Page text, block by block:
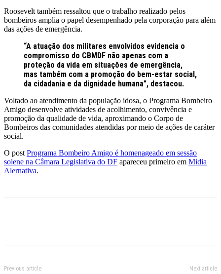
Roosevelt também ressaltou que o trabalho realizado pelos
bombeiros amplia o papel desempenhado pela corporação para além
das ações de emergência.
“A atuação dos militares envolvidos evidencia o
compromisso do CBMDF não apenas com a
proteção da vida em situações de emergência,
mas também com a promoção do bem-estar social,
da cidadania e da dignidade humana”, destacou.
Voltado ao atendimento da população idosa, o Programa Bombeiro
Amigo desenvolve atividades de acolhimento, convivência e
promoção da qualidade de vida, aproximando o Corpo de
Bombeiros das comunidades atendidas por meio de ações de caráter
social.
O post Programa Bombeiro Amigo é homenageado em sessão
solene na Câmara Legislativa do DF apareceu primeiro em Midia
Alernativa.
Previous article Next article